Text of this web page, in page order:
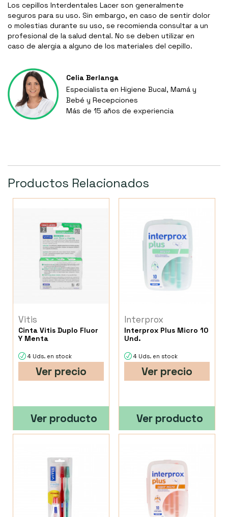
Los cepillos Interdentales Lacer son generalmente
seguros para su uso. Sin embargo, en caso de sentir dolor
o molestias durante su uso, se recomienda consultar a un
profesional de la salud dental. No se deben utilizar en
caso de alergia a alguno de los materiales del cepillo.
Celia Berlanga
Especialista en Higiene Bucal, Mamá y
Bebé y Recepciones
Más de 15 años de experiencia
Productos Relacionados
Vitis
Cinta Vitis Duplo Fluor
Y Menta
4 Uds. en stock
Ver precio
Ver producto
Interprox
Interprox Plus Micro 10
Und.
4 Uds. en stock
Ver precio
Ver producto